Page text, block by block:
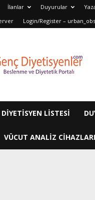
İlanlar Duyurular
Login/Register –
DIYETISYEN LISTESI
VÜCUT ANALIZ CIHAZLARI